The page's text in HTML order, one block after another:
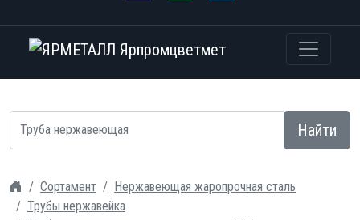
Найти
Сортамент
Нержавеющая жаропрочная сталь
Трубы нержавейка